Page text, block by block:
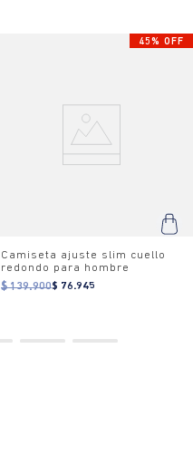
45% OFF
Camiseta ajuste slim cuello
redondo para hombre
$ 139.900$ 76.945